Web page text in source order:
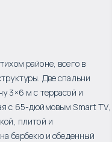
районе, всего в
Две спальни
3×6 м с террасой и
с 65-дюймовым Smart TV,
плитой и
барбекю и обеденный